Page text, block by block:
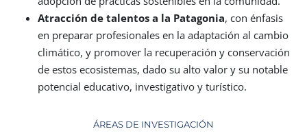
Atracción de talentos a la Patagonia, con énfasis
en preparar profesionales en la adaptación al cambio
climático, y promover la recuperación y conservación
de estos ecosistemas, dado su alto valor y su notable
potencial educativo, investigativo y turístico.
ÁREAS DE INVESTIGACIÓN